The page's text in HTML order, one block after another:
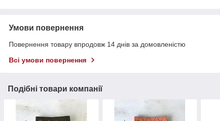
Умови повернення
Повернення товару впродовж 14 днів за домовленістю
Всі умови повернення
Подібні товари компанії